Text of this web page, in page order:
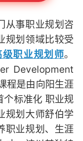
从事职业规划咨
规划领域比较受
职业规划师。
Development
程是由向阳生涯
标准化 职业规
规划大师舒伯学
职业规划、生涯